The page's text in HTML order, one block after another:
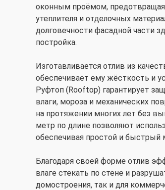
оконным проёмом, предотвращая
утеплителя и отделочных
долговечности фасадной части
постройка.
Изготавливается отлив из
обеспечивает ему жёсткость и
Руфтоп (Rooftop) гарантирует
влаги, мороза и механических
на протяжении многих лет без
метр по длине позволяют
обеспечивая простой и быстрый
Благодаря своей форме отлив
влаге стекать по стене и
домостроения, так и для